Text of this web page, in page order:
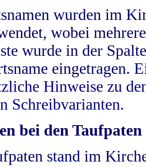
wurden im
wobei
wurde in der
eingetragen.
Hinweise zu
Schreibvarianten.
bei den Taufpaten
stand im